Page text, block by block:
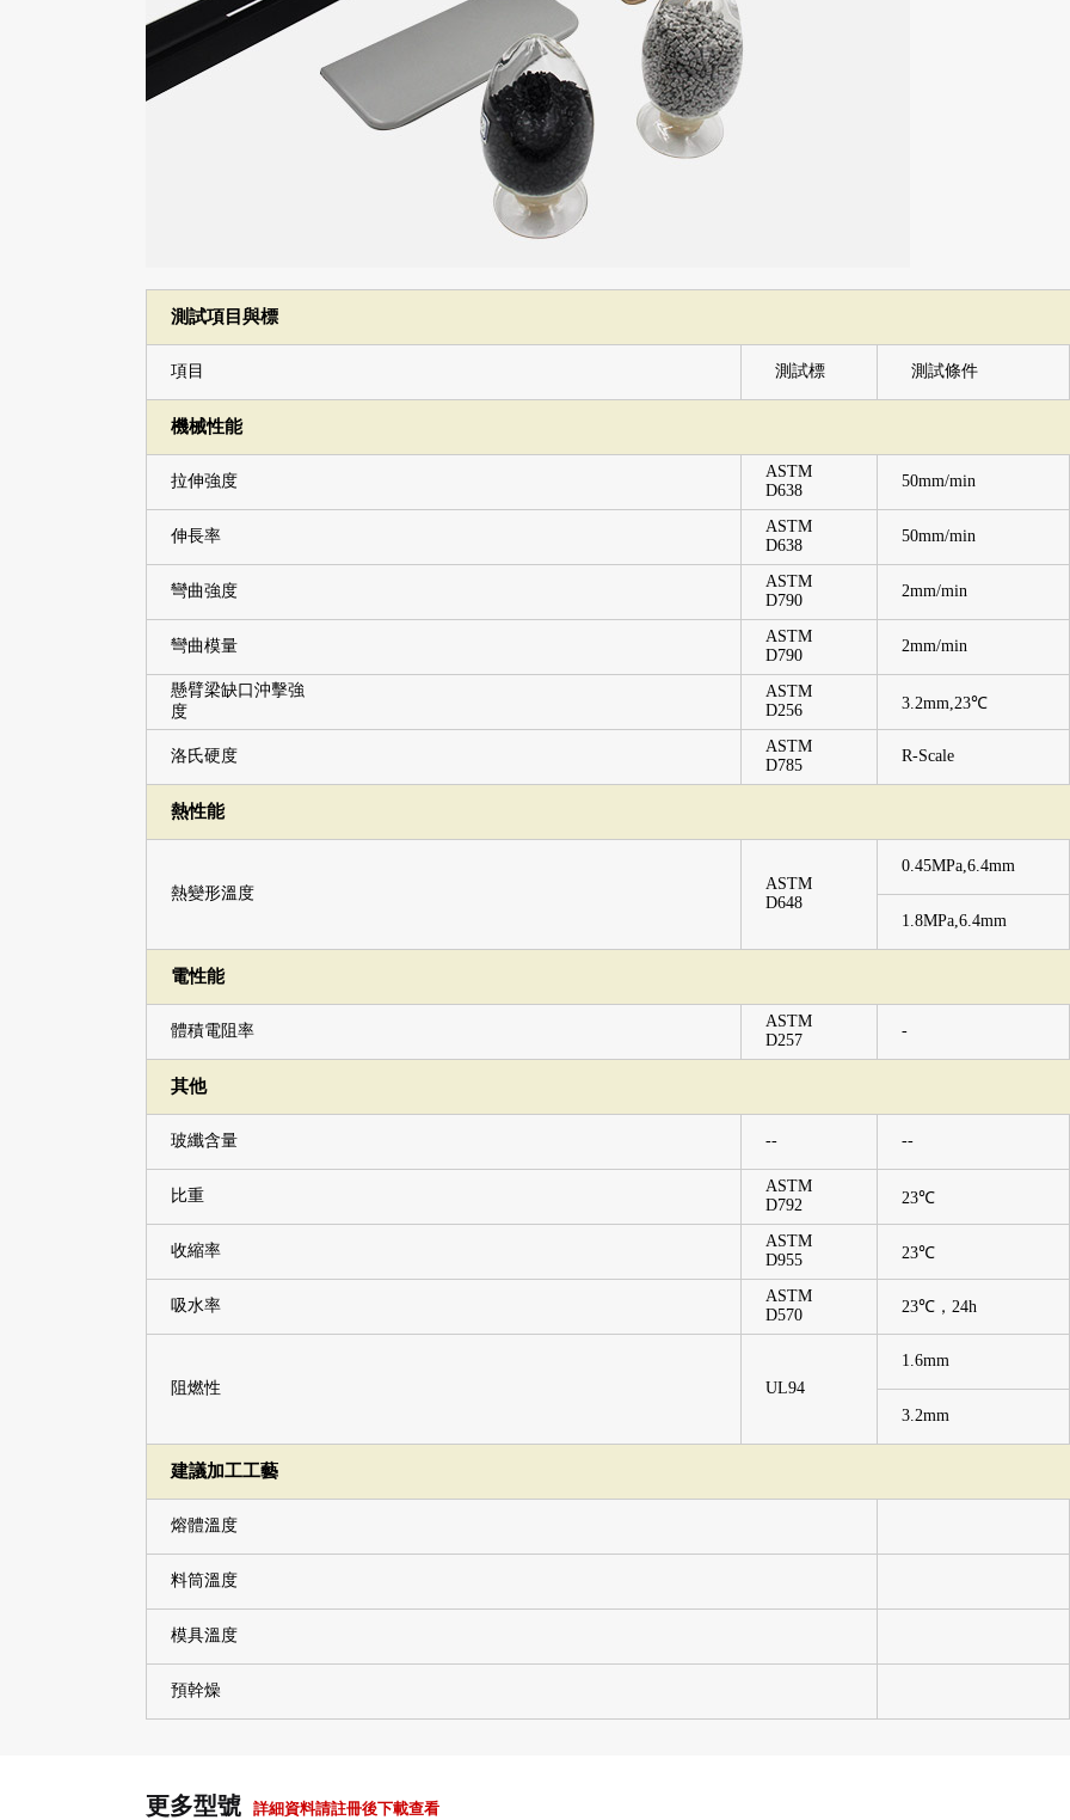
測試項目與標
項目 測試標 測試條件
機械性能
拉伸強度
ASTM
D638
50mm/min
伸長率
ASTM
D638
50mm/min
彎曲強度
ASTM
D790
2mm/min
彎曲模量
ASTM
D790
2mm/min
懸臂梁缺口沖擊強
度
ASTM
D256
3.2mm,23℃
洛氏硬度
ASTM
D785
R-Scale
熱性能
熱變形溫度
ASTM
D648
0.45MPa,6.4mm
1.8MPa,6.4mm
電性能
體積電阻率
ASTM
D257
-
其他
玻纖含量 -- --
比重
ASTM
D792
23℃
收縮率
ASTM
D955
23℃
吸水率
ASTM
D570
23℃，24h
阻燃性 UL94
1.6mm
3.2mm
建議加工工藝
熔體溫度
料筒溫度
模具溫度
預幹燥
更多型號 詳細資料請註冊後下載查看